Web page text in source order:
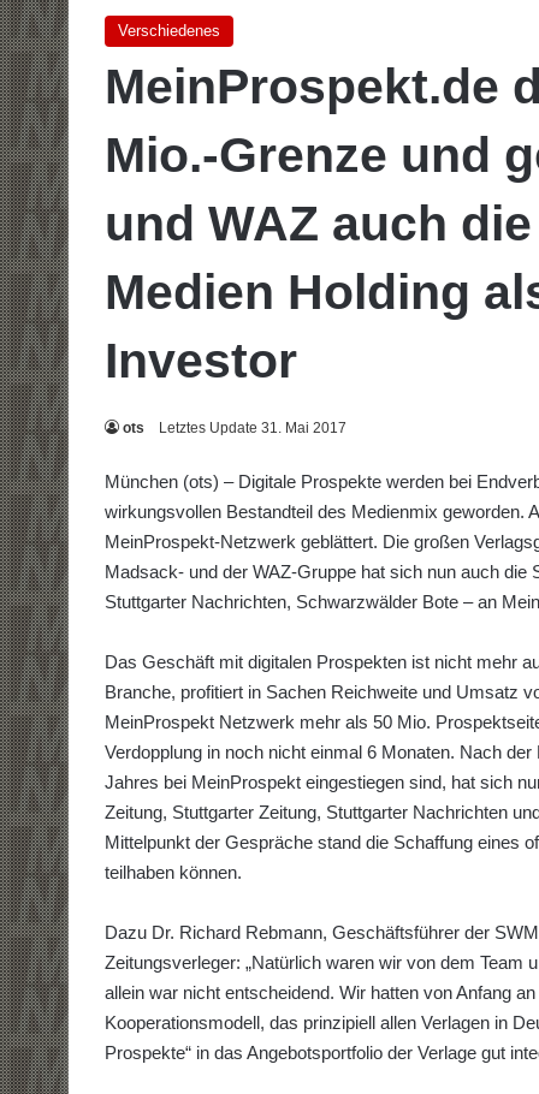
Verschiedenes
MeinProspekt.de
Mio.-Grenze und
und WAZ auch
Medien Holding
Investor
ots Letztes Update 31. Mai 2017
München (ots) – Digitale Prospekte werden bei
wirkungsvollen Bestandteil des Medienmix geworden.
MeinProspekt-Netzwerk geblättert. Die großen
Madsack- und der WAZ-Gruppe hat sich nun auch
Stuttgarter Nachrichten, Schwarzwälder Bote – an
Das Geschäft mit digitalen Prospekten ist nicht mehr
Branche, profitiert in Sachen Reichweite und Umsatz
MeinProspekt Netzwerk mehr als 50 Mio.
Verdopplung in noch nicht einmal 6 Monaten. Nach
Jahres bei MeinProspekt eingestiegen sind, hat sich
Zeitung, Stuttgarter Zeitung, Stuttgarter Nachrichten
Mittelpunkt der Gespräche stand die Schaffung eines
teilhaben können.
Dazu Dr. Richard Rebmann, Geschäftsführer der
Zeitungsverleger: „Natürlich waren wir von dem Team
allein war nicht entscheidend. Wir hatten von Anfang
Kooperationsmodell, das prinzipiell allen Verlagen in
Prospekte“ in das Angebotsportfolio der Verlage gut